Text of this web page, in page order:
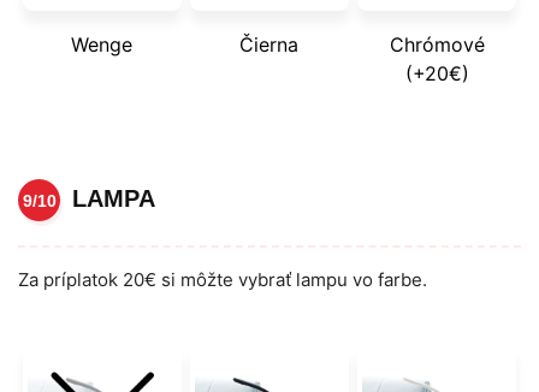
Wenge Čierna
Chrómové
(+20€)
9/10 LAMPA
Za príplatok 20€ si môžte vybrať lampu vo farbe.